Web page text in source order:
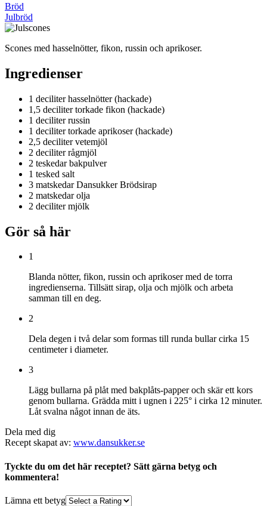
Bröd
Julbröd
Scones med hasselnötter, fikon, russin och aprikoser.
Ingredienser
1 deciliter hasselnötter (hackade)
1,5 deciliter torkade fikon (hackade)
1 deciliter russin
1 deciliter torkade aprikoser (hackade)
2,5 deciliter vetemjöl
2 deciliter rågmjöl
2 teskedar bakpulver
1 tesked salt
3 matskedar Dansukker Brödsirap
2 matskedar olja
2 deciliter mjölk
Gör så här
1
Blanda nötter, fikon, russin och aprikoser med de torra
ingredienserna. Tillsätt sirap, olja och mjölk och arbeta
samman till en deg.
2
Dela degen i två delar som formas till runda bullar cirka 15
centimeter i diameter.
3
Lägg bullarna på plåt med bakplåts-papper och skär ett kors
genom bullarna. Grädda mitt i ugnen i 225° i cirka 12 minuter.
Låt svalna något innan de äts.
Dela med dig
Recept skapat av: www.dansukker.se
Tyckte du om det här receptet? Sätt gärna betyg och
kommentera!
Lämna ett betyg